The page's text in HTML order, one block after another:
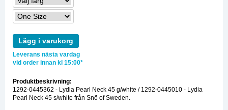
Lägg i varukorg
Leverans nästa vardag
vid order innan kl 15:00*
Produktbeskrivning:
1292-0445362 - Lydia Pearl Neck 45 g/white / 1292-0445010 - Lydia
Pearl Neck 45 s/white från Snö of Sweden.